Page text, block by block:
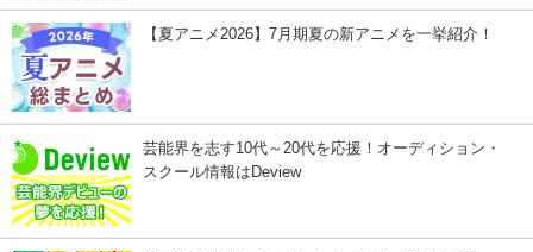
【夏アニメ2026】7月期夏の新アニメを一挙紹介！
芸能界を志す10代～20代を応援！オーディション・
スクール情報はDeview